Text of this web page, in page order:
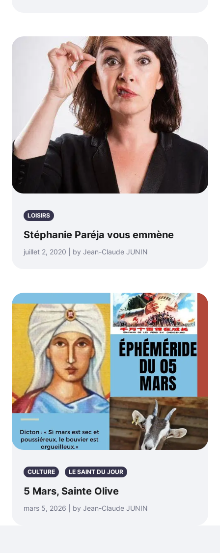
LOISIRS
Stéphanie Paréja vous emmène
juillet 2, 2020 | by Jean-Claude JUNIN
CULTURE LE SAINT DU JOUR
5 Mars, Sainte Olive
mars 5, 2026 | by Jean-Claude JUNIN